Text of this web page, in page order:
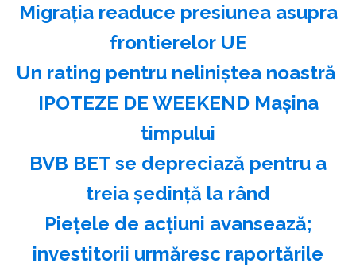
Migraţia readuce presiunea asupra
frontierelor UE
Un rating pentru neliniştea noastră
IPOTEZE DE WEEKEND Maşina
timpului
BVB BET se depreciază pentru a
treia şedinţă la rând
Pieţele de acţiuni avansează;
investitorii urmăresc raportările